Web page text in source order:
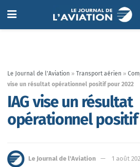
Le Journal de l'Aviation » Transport aérien »
vise un résultat opérationnel positif pour 2022
IAG vise un résultat
opérationnel positif
Le Journal de l'Aviation 1 août